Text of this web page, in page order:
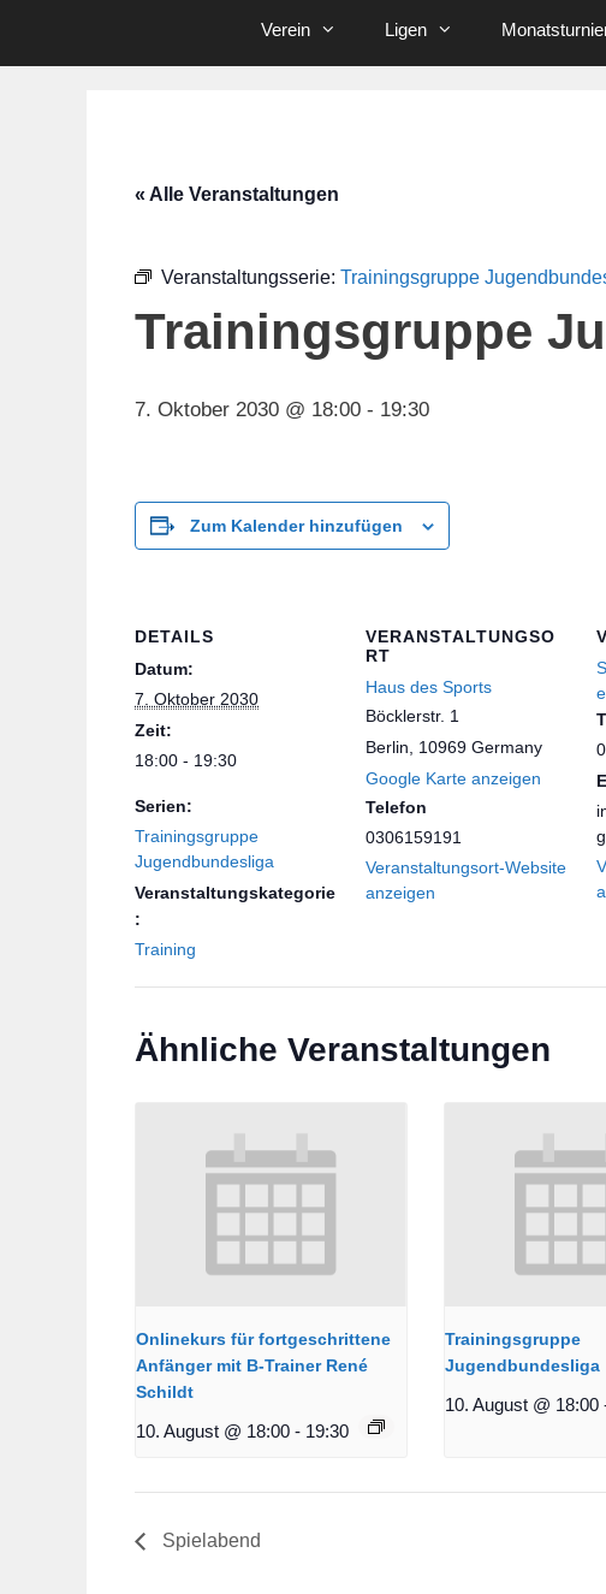
Verein Ligen
« Alle Veranstaltungen
Veranstaltungsserie: Trainingsgruppe
Trainingsgruppe
7. Oktober 2030 @ 18:00 - 19:30
Zum Kalender hinzufügen
DETAILS
Datum:
7. Oktober 2030
Zeit:
18:00 - 19:30
Serien:
Trainingsgruppe
Jugendbundesliga
Veranstaltungskategorie
:
Training
VERANSTALTUNGSO
RT
Haus des Sports
Böcklerstr. 1
Berlin
10969 Germany
Google Karte anzeigen
Telefon
0306159191
Veranstaltungsort-Website
anzeigen
Ähnliche Veranstaltungen
Onlinekurs für fortgeschrittene
Anfänger mit B-Trainer René
Schildt
10. August @ 18:00 - 19:30
Trainingsgruppe
Jugendbundesliga
10. August @ 18:00
Spielabend